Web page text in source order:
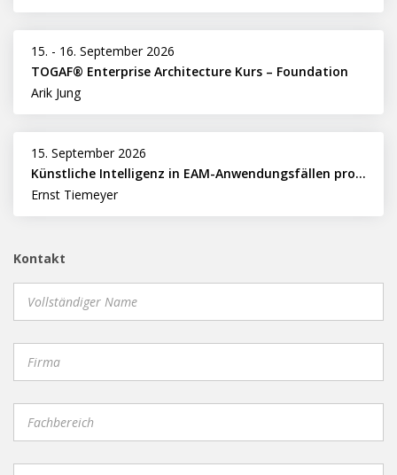
15. - 16. September 2026
TOGAF® Enterprise Architecture Kurs – Foundation
Arik Jung
15. September 2026
Künstliche Intelligenz in EAM-Anwendungsfällen professionell nutzen
Ernst Tiemeyer
Kontakt